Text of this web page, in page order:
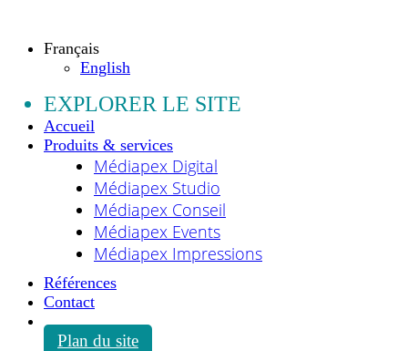
Français
English
EXPLORER LE SITE
Accueil
Produits & services
Médiapex Digital
Médiapex Studio
Médiapex Conseil
Médiapex Events
Médiapex Impressions
Références
Contact
Plan du site